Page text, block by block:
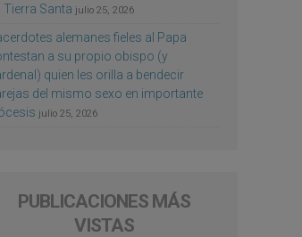
Tierra Santa julio 25, 2026
alemanes fieles al Papa
a su propio obispo (y
quien les orilla a bendecir
del mismo sexo en importante
julio 25, 2026
PUBLICACIONES MÁS
VISTAS